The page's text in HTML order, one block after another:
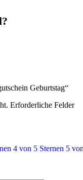
Geburtstag“
Erforderliche Felder
4 von 5 Sternen 5